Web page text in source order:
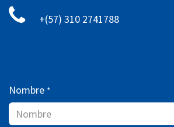
+(57) 310 2741788
Nombre *